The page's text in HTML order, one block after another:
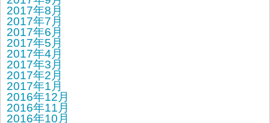
2017年8月
2017年7月
2017年6月
2017年5月
2017年4月
2017年3月
2017年2月
2017年1月
2016年12月
2016年11月
2016年10月